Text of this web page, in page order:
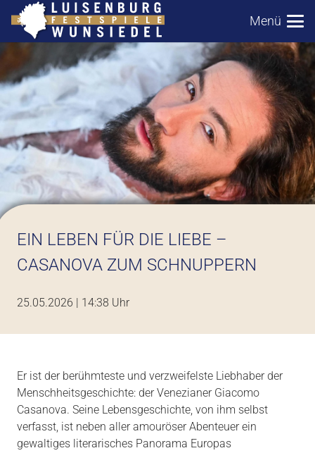
Menü
EIN LEBEN FÜR DIE LIEBE –
CASANOVA ZUM SCHNUPPERN
25.05.2026 | 14:38 Uhr
Er ist der berühmteste und verzweifelste Liebhaber der
Menschheitsgeschichte: der Venezianer Giacomo
Casanova. Seine Lebensgeschichte, von ihm selbst
verfasst, ist neben aller amouröser Abenteuer ein
gewaltiges literarisches Panorama Europas